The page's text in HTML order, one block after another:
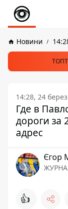
Новини
14:28, 24
Где в
дороги за
адрес
Єгор
👍